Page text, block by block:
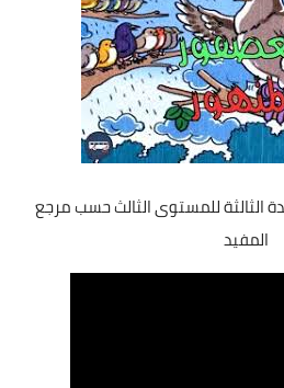
الثالثة للمستوى الثالث حسب مرجع
المفيد